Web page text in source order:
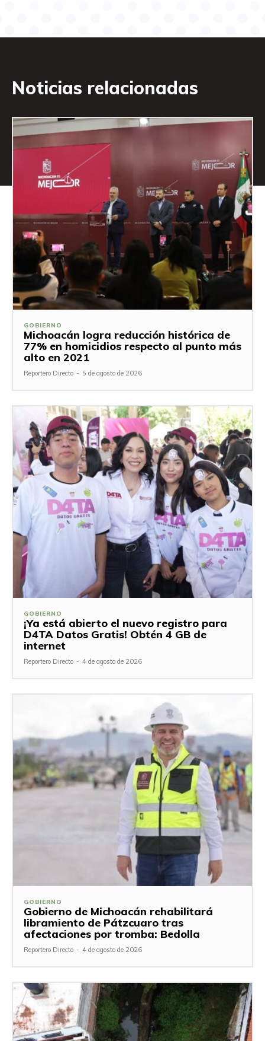
Noticias relacionadas
GOBIERNO
Michoacán logra reducción histórica de
77% en homicidios respecto al punto más
alto en 2021
Reportero Directo - 5 de agosto de 2026
GOBIERNO
¡Ya está abierto el nuevo registro para
D4TA Datos Gratis! Obtén 4 GB de
internet
Reportero Directo - 4 de agosto de 2026
GOBIERNO
Gobierno de Michoacán rehabilitará
libramiento de Pátzcuaro tras
afectaciones por tromba: Bedolla
Reportero Directo - 4 de agosto de 2026